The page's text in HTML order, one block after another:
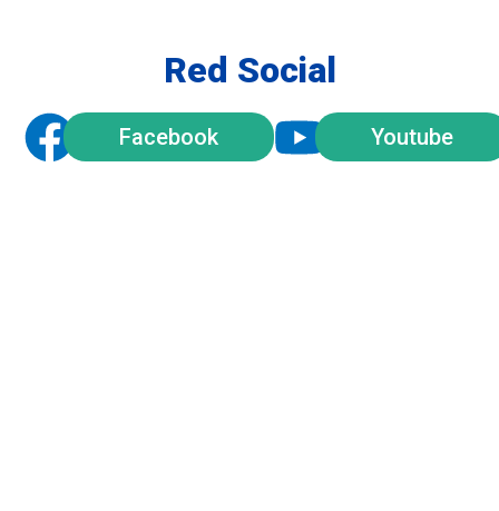
Red Social
Facebook Youtube